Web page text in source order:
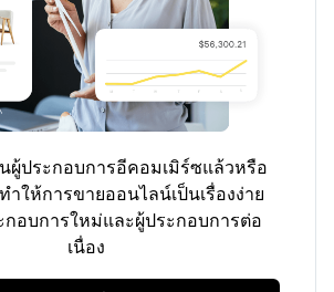
ผู้ประกอบการอีคอมเมิร์ซแล้วหรือ
ำให้การขายออนไลน์เป็นเรื่องง่าย
กอบการใหม่และผู้ประกอบการต่อ
เนื่อง